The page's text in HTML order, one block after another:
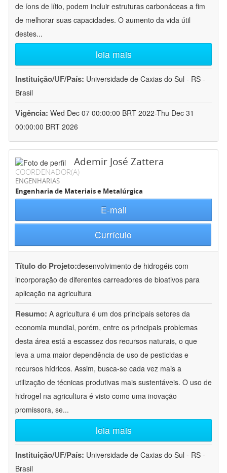
de íons de lítio, podem incluir estruturas carbonáceas a fim
de melhorar suas capacidades. O aumento da vida útil
destes...
leia mais
Instituição/UF/País: Universidade de Caxias do Sul - RS -
Brasil
Vigência: Wed Dec 07 00:00:00 BRT 2022-Thu Dec 31
00:00:00 BRT 2026
Ademir José Zattera
COORDENADOR(A)
ENGENHARIAS
Engenharia de Materiais e Metalúrgica
E-mail
Currículo
Título do Projeto:desenvolvimento de hidrogéis com
incorporação de diferentes carreadores de bioativos para
aplicação na agricultura
Resumo: A agricultura é um dos principais setores da
economia mundial, porém, entre os principais problemas
desta área está a escassez dos recursos naturais, o que
leva a uma maior dependência de uso de pesticidas e
recursos hídricos. Assim, busca-se cada vez mais a
utilização de técnicas produtivas mais sustentáveis. O uso de
hidrogel na agricultura é visto como uma inovação
promissora, se...
leia mais
Instituição/UF/País: Universidade de Caxias do Sul - RS -
Brasil